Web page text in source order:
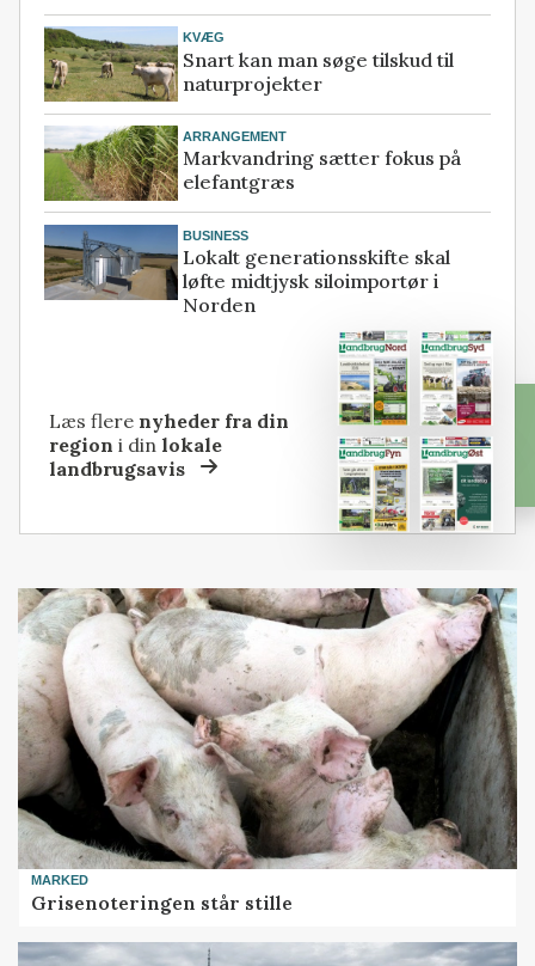
KVÆG
Snart kan man søge tilskud til
naturprojekter
ARRANGEMENT
Markvandring sætter fokus på
elefantgræs
BUSINESS
Lokalt generationsskifte skal
løfte midtjysk siloimportør i
Norden
Læs flere nyheder fra din
region i dinlokale
landbrugsavis
MARKED
Grisenoteringen står stille